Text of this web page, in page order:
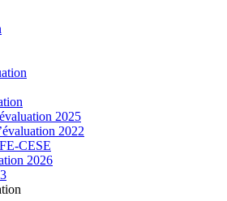
2025
2022
CESE
2026